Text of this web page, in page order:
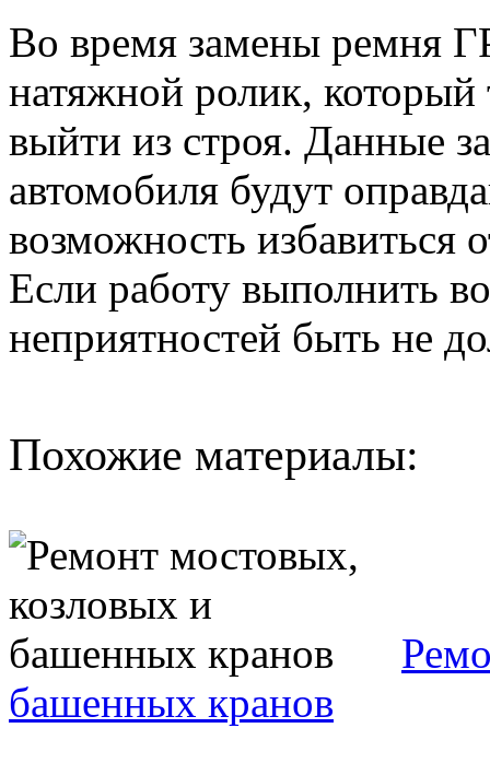
Во время замены ремня
натяжной ролик,
выйти из строя. Данные
автомобиля будут
возможность избавиться
Если работу выполнить
неприятностей быть не
Похожие материалы:
башенных кранов